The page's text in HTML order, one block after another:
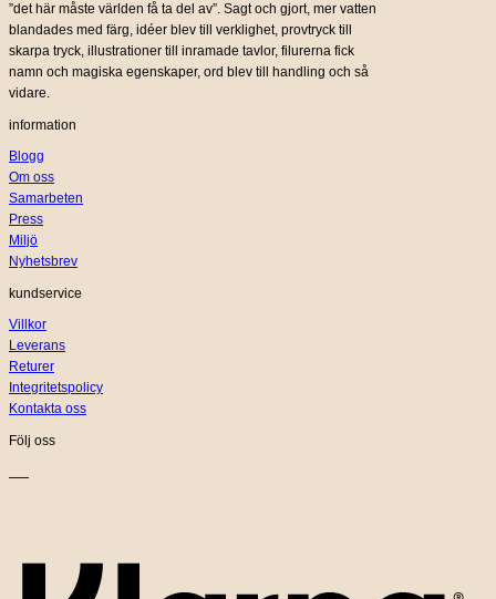
”det här måste världen få ta del av”. Sagt och gjort, mer vatten
blandades med färg, idéer blev till verklighet, provtryck till
skarpa tryck, illustrationer till inramade tavlor, filurerna fick
namn och magiska egenskaper, ord blev till handling och så
vidare.
information
Blogg
Om oss
Samarbeten
Press
Miljö
Nyhetsbrev
kundservice
Villkor
Leverans
Returer
Integritetspolicy
Kontakta oss
Följ oss